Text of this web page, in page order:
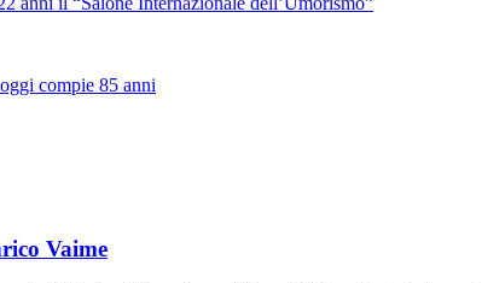
compie 85 anni
Vaime